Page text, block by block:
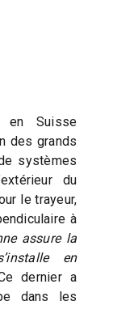
en Suisse
des grands
systèmes
du
le trayeur,
à
assure la
en
dernier a
dans les